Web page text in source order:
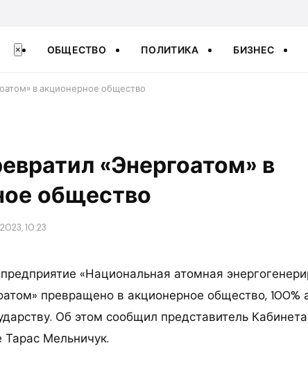
× ОБЩЕСТВО ПОЛИТИКА БИЗНЕС
в акционерное общество
«Энергоатом» в
общество
10:23
«Национальная атомная
превращено в акционерное общество, 100%
Об этом сообщил представитель
Мельничук.